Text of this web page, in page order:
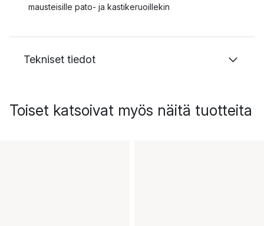
mausteisille pato- ja kastikeruoillekin
Tekniset tiedot
Toiset katsoivat myös näitä tuotteita